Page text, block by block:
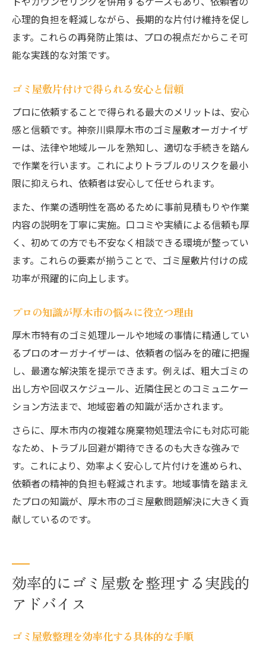
心理的負担を軽減しながら、長期的な片付け維持を促し
ます。これらの再発防止策は、プロの視点だからこそ可
能な実践的な対策です。
ゴミ屋敷片付けで得られる安心と信頼
プロに依頼することで得られる最大のメリットは、安心
感と信頼です。神奈川県厚木市のゴミ屋敷オーガナイザ
ーは、法律や地域ルールを熟知し、適切な手続きを踏ん
で作業を行います。これによりトラブルのリスクを最小
限に抑えられ、依頼者は安心して任せられます。
また、作業の透明性を高めるために事前見積もりや作業
内容の説明を丁寧に実施。口コミや実績による信頼も厚
く、初めての方でも不安なく相談できる環境が整ってい
ます。これらの要素が揃うことで、ゴミ屋敷片付けの成
功率が飛躍的に向上します。
プロの知識が厚木市の悩みに役立つ理由
厚木市特有のゴミ処理ルールや地域の事情に精通してい
るプロのオーガナイザーは、依頼者の悩みを的確に把握
し、最適な解決策を提示できます。例えば、粗大ゴミの
出し方や回収スケジュール、近隣住民とのコミュニケー
ション方法まで、地域密着の知識が活かされます。
さらに、厚木市内の複雑な廃棄物処理法令にも対応可能
なため、トラブル回避が期待できるのも大きな強みで
す。これにより、効率よく安心して片付けを進められ、
依頼者の精神的負担も軽減されます。地域事情を踏まえ
たプロの知識が、厚木市のゴミ屋敷問題解決に大きく貢
献しているのです。
効率的にゴミ屋敷を整理する実践的
アドバイス
ゴミ屋敷整理を効率化する具体的な手順